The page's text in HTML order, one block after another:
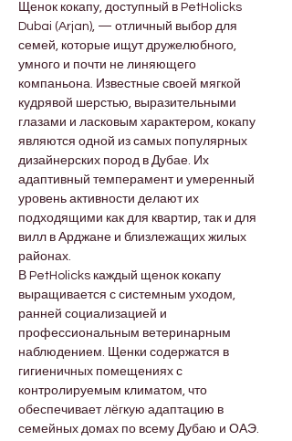
Щенок кокапу, доступный в PetHolicks
Dubai (Arjan), — отличный выбор для
семей, которые ищут дружелюбного,
умного и почти не линяющего
компаньона. Известные своей мягкой
кудрявой шерстью, выразительными
глазами и ласковым характером, кокапу
являются одной из самых популярных
дизайнерских пород в Дубае. Их
адаптивный темперамент и умеренный
уровень активности делают их
подходящими как для квартир, так и для
вилл в Арджане и близлежащих жилых
районах.
В PetHolicks каждый щенок кокапу
выращивается с системным уходом,
ранней социализацией и
профессиональным ветеринарным
наблюдением. Щенки содержатся в
гигиеничных помещениях с
контролируемым климатом, что
обеспечивает лёгкую адаптацию в
семейных домах по всему Дубаю и ОАЭ.